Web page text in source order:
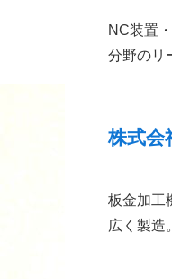
NC装置
分野のリ
株式会
板金加工
広く製造